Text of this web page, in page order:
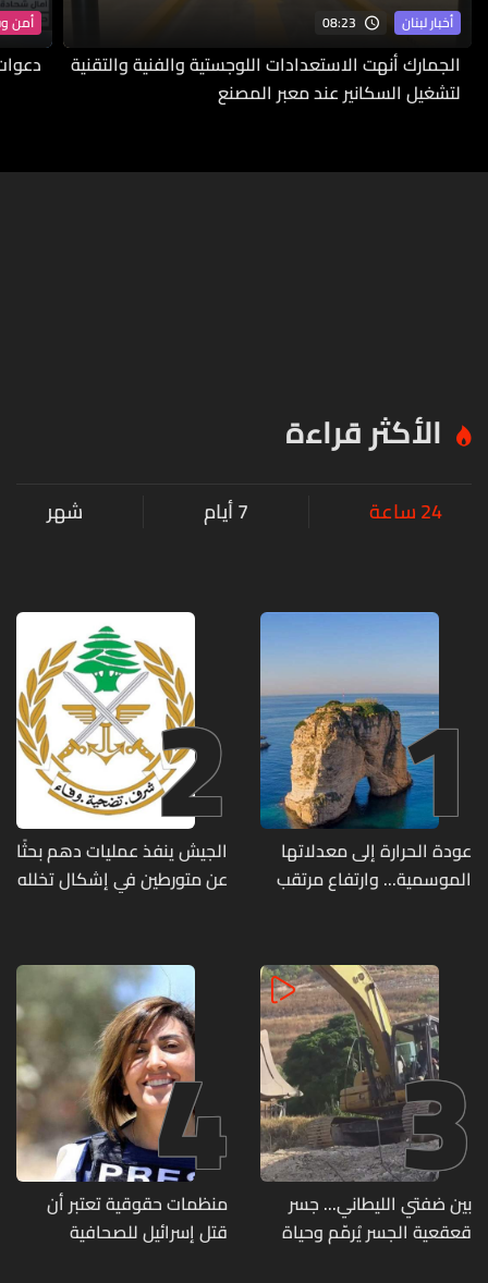
أخبار لبنان 08:23
الجمارك أنهت الاستعدادات اللوجستية والفنية والتقنية
لتشغيل السكانير عند معبر المصنع
أمن
الأكثر قراءة
24 ساعة 7 أيام شهر
1
عودة الحرارة إلى معدلاتها
الموسمية... وارتفاع مرتقب
2
الجيش ينفذ عمليات دهم بحثًا
عن متورطين في إشكال تخلله
مزروعة بالماريجوانا
3
بين ضفتي الليطاني... جسر
قعقعية الجسر يُرمّم وحياة
4
منظمات حقوقية تعتبر أن
قتل إسرائيل للصحافية